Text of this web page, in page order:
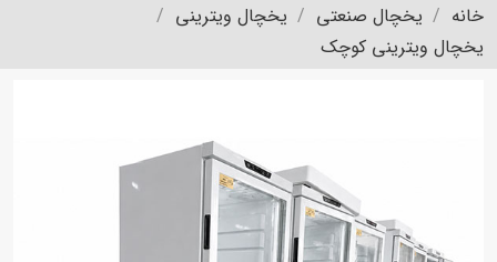
خانه یخچال صنعتی
یخچال ویترینی
یخچال ویترینی کوچک